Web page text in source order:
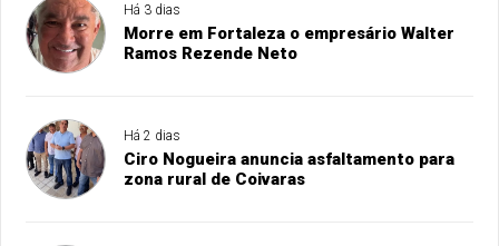
Há 3 dias
Morre em Fortaleza o empresário Walter
Ramos Rezende Neto
Há 2 dias
Ciro Nogueira anuncia asfaltamento para
zona rural de Coivaras